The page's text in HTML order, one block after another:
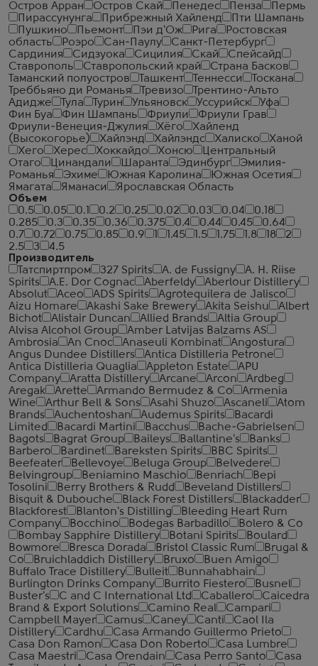
Остров Арран
Остров Скай Пенедес Пенза
Пермь
Пирассунунга
Прибрежный Хайленд
Пти Шампань
Пушкино
Пьемонт Пэи д'Ож Рига
Ростовская
область
Роэро Сан-Паулу
Санкт-Петербург
Сардиния
Сидзуока Сицилия Скай
Спейсайд
Ставрополь
Ставропольский край
Страна Басков
Таманский полуостров
Ташкент Теннесси
Тоскана
Треббьяно ди Романья
Тревизо
Трентино-Альто
Адидже
Тула Турин Ульяновск Уссурийск
Уфа
Фин Буа
Фин Шампань Фриули
Фриули Грав
Фриули-Венеция-Джулия
Хёго
Хайленд
(Высокогорье)
Хайлэнд Хайлэндс Халиско
Ханой
Хего
Херес Хоккайдо Хонсю
Центральный
Отаго
Цинандали Шаранта Эдинбург
Эмилия-
Романья
Эхиме Южная Каролина
Южная Осетия
Ямагата
Яманаси
Ярославская Область
Объем
0.5
0.05 0.1 0.2 0.25 0.02 0.03 0.04
0.18
0.285
0.3 0.35 0.36 0.375 0.4 0.44 0.45
0.64
0.7
0.72 0.75 0.85 0.9 1.45 1.5 1.75 1.8 18
2
2.5
3
4.5
Производитель
Татспиртпром
327 Spirits A. de Fussigny
A. H. Riise
Spirits
A.E. Dor Cognac Aberfeldy
Aberlour Distillery
Absolut
Aceo ADS Spirits
Agrotequilera de Jalisco
Aizu Homare
Akashi Sake Brewery Akita Seishu
Albert
Bichot
Alistair Duncan Allied Brands
Altia Group
Alvisa Alcohol Group
Amber Latvijas Balzams AS
Ambrosia
An Cnoc Anaseuli Kombinat
Angostura
Angus Dundee Distillers
Antica Distilleria Petrone
Antica Distilleria Quaglia
Appleton Estate
APU
Company
Aratta Distillery Arcane Arcon
Ardbeg
Aregak
Arette Armando Bermudez & Co
Armenia
Wine
Arthur Bell & Sons Asahi Shuzo Ascaneli
Atom
Brands
Auchentoshan Audemus Spirits
Bacardi
Limited
Bacardi Martini Bacchus
Bache-Gabrielsen
Bagots
Bagrat Group Baileys Ballantine's
Banks
Barbero
Bardinet Bareksten Spirits
BBC Spirits
Beefeater
Bellevoye Beluga Group
Belvedere
Belvingroup
Beniamino Maschio Benriach
Bepi
Tosolini
Berry Brothers & Rudd
Beveland Distillers
Bisquit & Dubouche
Black Forest Distillers
Blackadder
Blackforest
Blanton's Distilling
Bleeding Heart Rum
Company
Bocchino Bodegas Barbadillo
Bolero & Co
Bombay Sapphire Distillery
Botani Spirits
Boulard
Bowmore
Bresca Dorada Bristol Classic Rum
Brugal &
Co
Bruichladdich Distillery Bruxo
Buen Amigo
Buffalo Trace Distillery
Bulleit
Bunnahabhain
Burlington Drinks Company
Burrito Fiestero
Busnel
Buster's
C and C International Ltd Caballero
Caicedra
Brand & Export Solutions
Camino Real
Campari
Campbell Mayer
Camus Caney Canti
Caol Ila
Distillery
Cardhu
Casa Armando Guillermo Prieto
Casa Don Ramon
Casa Don Roberto
Casa Lumbre
Casa Maestri
Casa Orendain Casa Perro Santo
Casa